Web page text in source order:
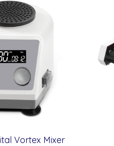
Vortex Mixer